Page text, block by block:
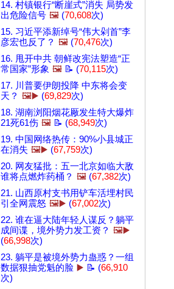
14. 村镇银行“断崖式”消失 局势发
出危险信号 🖼️ (70,608次)
15. 习近平添新绰号“伟大剁首”李
彦宏也反了？ 🖼️ (70,476次)
16. 甩开中共 朝鲜改宪法塑造“正
常国家”形象 🖼️ 📝 (70,115次)
17. 川普要伊朗投降 中东将会变
天？ 🖼️▶️ (69,829次)
18. 湖南浏阳烟花厰发生特大爆炸
21死61伤 🖼️ 📝 (68,949次)
19. 中国网络热传：90%小县城正
在消失 🖼️▶️ (67,759次)
20. 网友猛批：五一北京如临大敌
谁将点燃炸药桶？ 🖼️ (67,382次)
21. 山西原村支书用铲车活埋村民
引全网震怒 🖼️▶️ (67,002次)
22. 谁在逼大陆年轻人谋反？躺平
成间谍，境外势力发工资？ 🖼️▶️
(66,998次)
23. 躺平是被境外势力蛊惑？一组
数据狠抽党魁的脸 ▶️ 📝 (66,910
次)